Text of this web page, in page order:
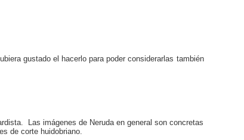
gustado el hacerlo para poder considerarlas también
Las imágenes de Neruda en general son concretas
de corte huidobriano.